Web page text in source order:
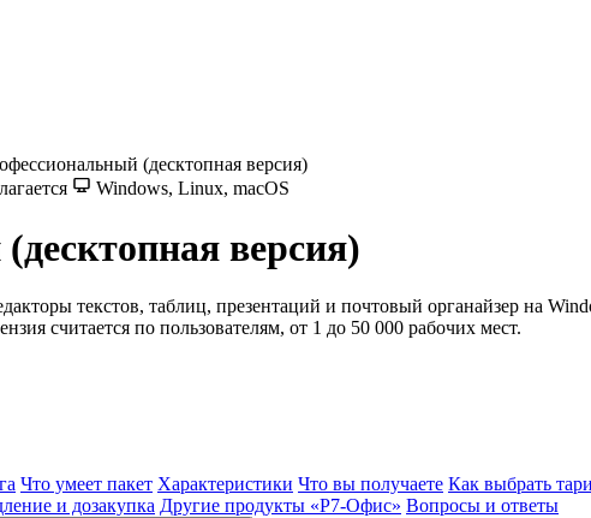
(десктопная версия)
Windows, Linux, macOS
версия)
текстов, таблиц, презентаций и почтовый органайзер на
считается по пользователям, от 1 до 50 000 рабочих мест.
Что умеет пакет Характеристики Что вы получаете Как выбрать
и дозакупка Другие продукты «Р7-Офис» Вопросы и ответы